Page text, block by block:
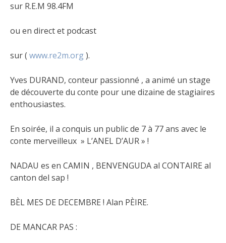
sur R.E.M 98.4FM
ou en direct et podcast
sur ( www.re2m.org).
Yves DURAND, conteur passionné , a animé un stage
de découverte du conte pour une dizaine de stagiaires
enthousiastes.
En soirée, il a conquis un public de 7 à 77 ans avec le
conte merveilleux » L’ANEL D’AUR » !
NADAU es en CAMIN , BENVENGUDA al CONTAIRE al
canton del sap !
BÈL MES DE DECEMBRE ! Alan PÈIRE.
DE MANCAR PAS :